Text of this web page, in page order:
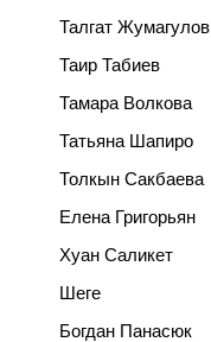
Талгат Жумагулов
Таир Табиев
Тамара Волкова
Татьяна Шапиро
Толкын Сакбаева
Елена Григорьян
Хуан Саликет
Шеге
Богдан Панасюк